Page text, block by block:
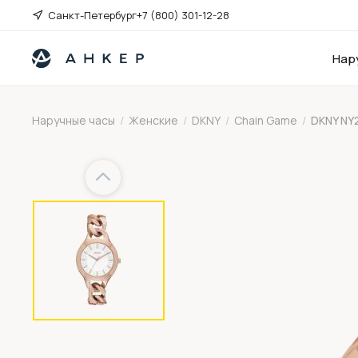
Санкт-Петербург+7 (800) 301-12-28
Наручные часы / Женские / DKNY / Chain Game / DKNY
Previous